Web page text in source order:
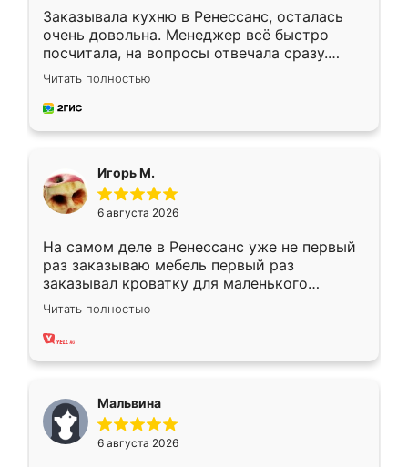
Заказывала кухню в Ренессанс, осталась
очень довольна. Менеджер всё быстро
посчитала, на вопросы отвечала сразу.
Замерщик приехал в субботу, подошёл к
делу со всей ответственностью. Собрали
за день, ребята работали аккуратно, даже
Читать полностью
Игорь М.
6 августа 2026
На самом деле в Ренессанс уже не первый
раз заказываю мебель первый раз
заказывал кроватку для маленького
ребёнка при его рождении ,во второй раз
заказал шкаф-купе. По качеству очень
хорошее сборка достаточно быстрая,
меньше, здесь же он более разнообразный.
Мне нравится ,если что-то потребуется из
мебели буду заказывать только здесь.
Читать полностью
Мальвина
6 августа 2026